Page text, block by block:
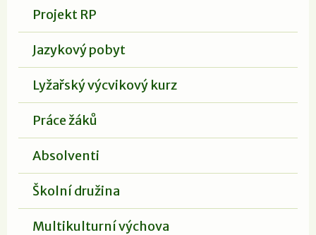
Projekt RP
Jazykový pobyt
Lyžařský výcvikový kurz
Práce žáků
Absolventi
Školní družina
Multikulturní výchova